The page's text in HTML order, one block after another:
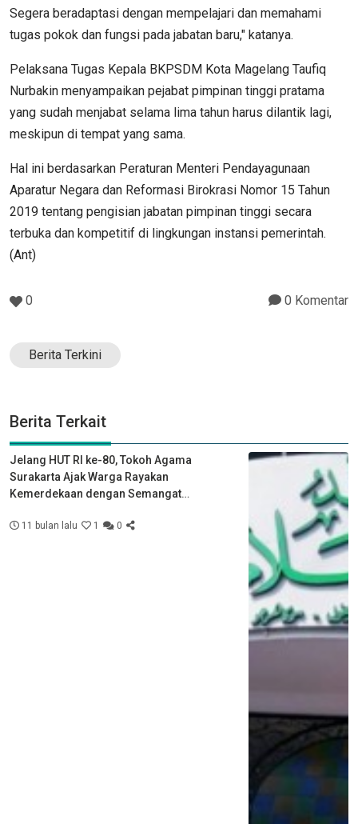
Segera beradaptasi dengan mempelajari dan memahami
tugas pokok dan fungsi pada jabatan baru," katanya.
Pelaksana Tugas Kepala BKPSDM Kota Magelang Taufiq
Nurbakin menyampaikan pejabat pimpinan tinggi pratama
yang sudah menjabat selama lima tahun harus dilantik lagi,
meskipun di tempat yang sama.
Hal ini berdasarkan Peraturan Menteri Pendayagunaan
Aparatur Negara dan Reformasi Birokrasi Nomor 15 Tahun
2019 tentang pengisian jabatan pimpinan tinggi secara
terbuka dan kompetitif di lingkungan instansi pemerintah.
(Ant)
0 0 Komentar
Berita Terkini
Berita Terkait
Jelang HUT RI ke-80, Tokoh Agama
Surakarta Ajak Warga Rayakan
Kemerdekaan dengan Semangat
11 bulan lalu 1 0